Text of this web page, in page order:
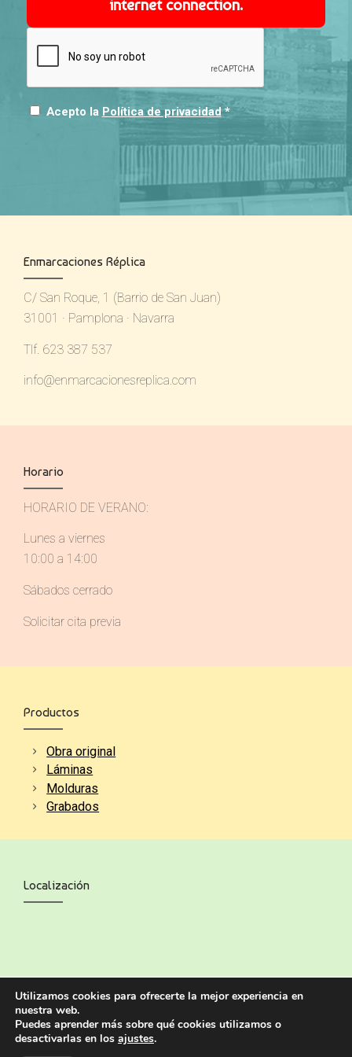
internet connection.
Acepto la Política de privacidad *
Enmarcaciones Réplica
C/ San Roque, 1 (Barrio de San Juan)
31001 · Pamplona · Navarra
Tlf. 623 387 537
info@enmarcacionesreplica.com
Horario
HORARIO DE VERANO:
Lunes a viernes
10:00 a 14:00
Sábados cerrado
Solicitar cita previa
Productos
Obra original
Láminas
Molduras
Grabados
Localización
Utilizamos cookies para ofrecerte la mejor experiencia en
nuestra web.
Puedes aprender más sobre qué cookies utilizamos o
desactivarlas en los ajustes.